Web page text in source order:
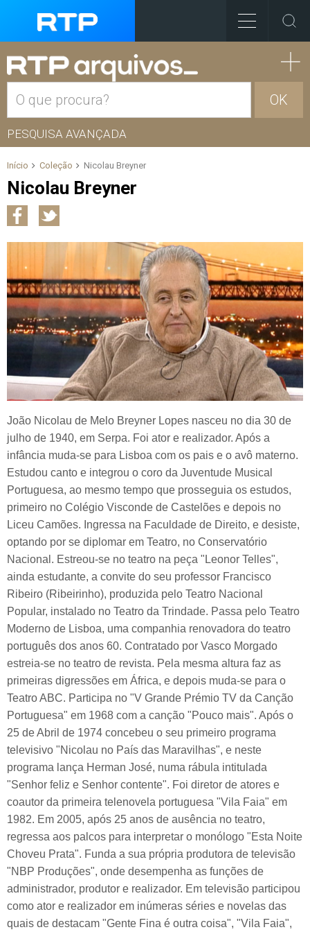
OK
PESQUISA AVANÇADA
Início Coleção Nicolau Breyner
Nicolau Breyner
João Nicolau de Melo Breyner Lopes nasceu no dia 30 de
julho de 1940, em Serpa. Foi ator e realizador. Após a
infância muda-se para Lisboa com os pais e o avô materno.
Estudou canto e integrou o coro da Juventude Musical
Portuguesa, ao mesmo tempo que prosseguia os estudos,
primeiro no Colégio Visconde de Castelões e depois no
Liceu Camões. Ingressa na Faculdade de Direito, e desiste,
optando por se diplomar em Teatro, no Conservatório
Nacional. Estreou-se no teatro na peça "Leonor Telles",
ainda estudante, a convite do seu professor Francisco
Ribeiro (Ribeirinho), produzida pelo Teatro Nacional
Popular, instalado no Teatro da Trindade. Passa pelo Teatro
Moderno de Lisboa, uma companhia renovadora do teatro
português dos anos 60. Contratado por Vasco Morgado
estreia-se no teatro de revista. Pela mesma altura faz as
primeiras digressões em África, e depois muda-se para o
Teatro ABC. Participa no "V Grande Prémio TV da Canção
Portuguesa" em 1968 com a canção "Pouco mais". Após o
25 de Abril de 1974 concebeu o seu primeiro programa
televisivo "Nicolau no País das Maravilhas", e neste
programa lança Herman José, numa rábula intitulada
"Senhor feliz e Senhor contente". Foi diretor de atores e
coautor da primeira telenovela portuguesa "Vila Faia" em
1982. Em 2005, após 25 anos de ausência no teatro,
regressa aos palcos para interpretar o monólogo "Esta Noite
Choveu Prata". Funda a sua própria produtora de televisão
"NBP Produções", onde desempenha as funções de
administrador, produtor e realizador. Em televisão participou
como ator e realizador em inúmeras séries e novelas das
quais de destacam "Gente Fina é outra coisa", "Vila Faia",